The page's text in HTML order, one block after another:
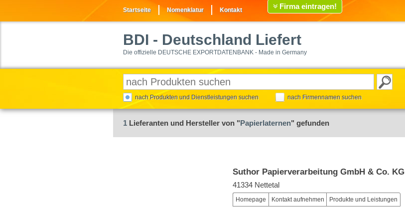
Startseite Nomenklatur Kontakt Firma eintragen!
BDI - Deutschland Liefert
Die offizielle DEUTSCHE EXPORTDATENBANK - Made in Germany
nach Produkten und Dienstleistungen suchen nach Firmennamen suchen
1 Lieferanten und Hersteller von "Papierlaternen" gefunden
Suthor Papierverarbeitung GmbH & Co. KG
41334 Nettetal
Homepage Kontakt aufnehmen Produkte und Leistungen